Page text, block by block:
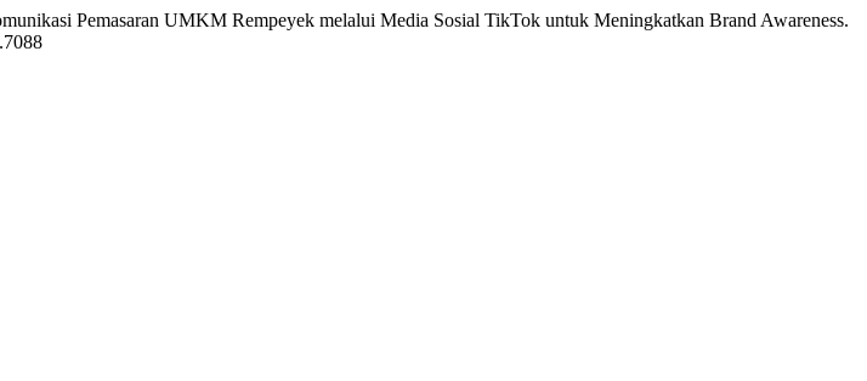
Pemasaran UMKM Rempeyek melalui Media Sosial TikTok untuk Meningkatkan Brand Awareness.